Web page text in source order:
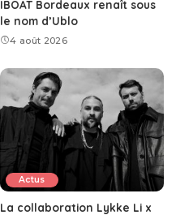
IBOAT Bordeaux renaît sous
le nom d’Ublo
4 août 2026
Actus
La collaboration Lykke Li x